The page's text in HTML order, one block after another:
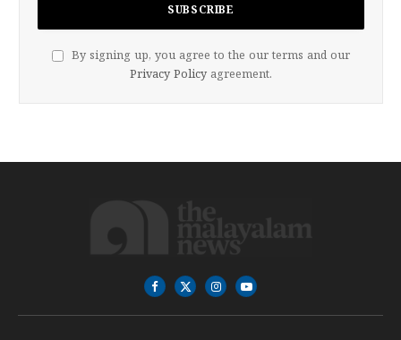
By signing up, you agree to the our terms and our
Privacy Policy agreement.
Facebook
X
(Twitter)
InstagramYouTube